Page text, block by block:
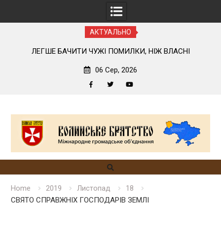
АКТУАЛЬНО
ЛЕГШЕ БАЧИТИ ЧУЖІ ПОМИЛКИ, НІЖ ВЛАСНІ
06 Сер, 2026
content
Home 2019 Листопад
18
СВЯТО СПРАВЖНІХ ГОСПОДАРІВ ЗЕМЛІ